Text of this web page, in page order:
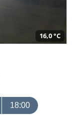
16,0 °C
18:00